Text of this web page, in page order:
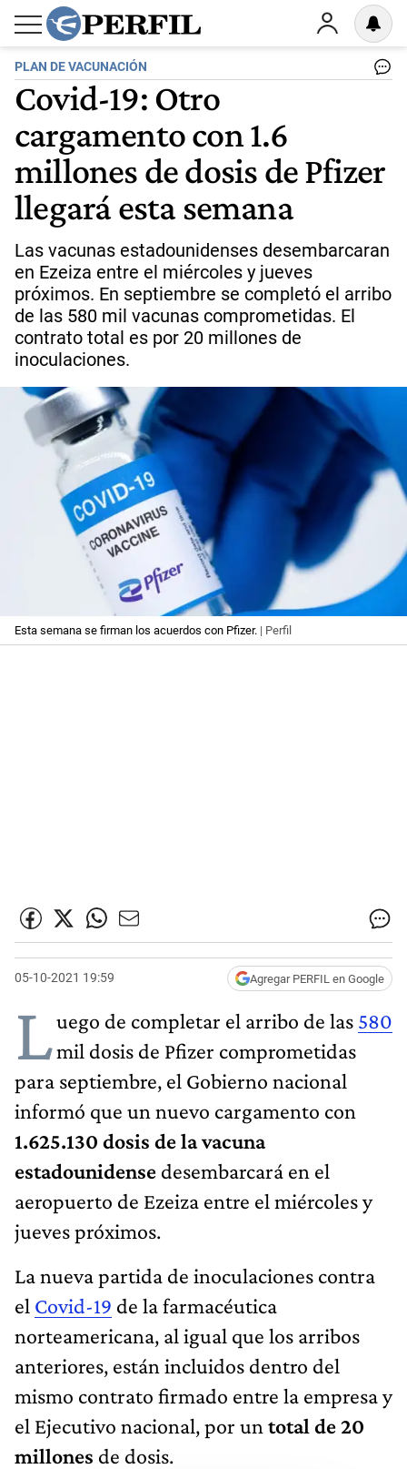
PLAN DE VACUNACIÓN
Covid-19: Otro
cargamento con 1.6
millones de dosis de Pfizer
llegará esta semana
Las vacunas estadounidenses desembarcaran
en Ezeiza entre el miércoles y jueves
próximos. En septiembre se completó el arribo
de las 580 mil vacunas comprometidas. El
contrato total es por 20 millones de
inoculaciones.
Esta semana se firman los acuerdos con Pfizer. | Perfil
05-10-2021 19:59 Agregar PERFIL en Google
Luego de completar el arribo de las 580
mil dosis de Pfizer comprometidas
para septiembre, el Gobierno nacional
informó que un nuevo cargamento con
1.625.130 dosis de la vacuna
estadounidense desembarcará en el
aeropuerto de Ezeiza entre el miércoles y
jueves próximos.
La nueva partida de inoculaciones contra
el Covid-19 de la farmacéutica
norteamericana, al igual que los arribos
anteriores, están incluidos dentro del
mismo contrato firmado entre la empresa y
el Ejecutivo nacional, por un total de 20
millones de dosis.